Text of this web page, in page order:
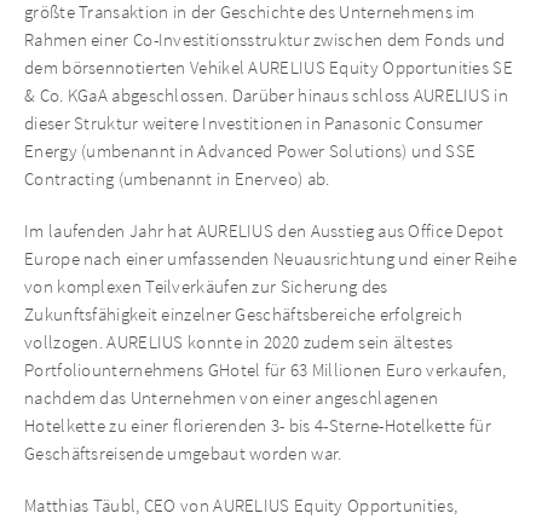
größte Transaktion in der Geschichte des Unternehmens im
Rahmen einer Co-Investitionsstruktur zwischen dem Fonds und
dem börsennotierten Vehikel AURELIUS Equity Opportunities SE
& Co. KGaA abgeschlossen. Darüber hinaus schloss AURELIUS in
dieser Struktur weitere Investitionen in Panasonic Consumer
Energy (umbenannt in Advanced Power Solutions) und SSE
Contracting (umbenannt in Enerveo) ab.
Im laufenden Jahr hat AURELIUS den Ausstieg aus Office Depot
Europe nach einer umfassenden Neuausrichtung und einer Reihe
von komplexen Teilverkäufen zur Sicherung des
Zukunftsfähigkeit einzelner Geschäftsbereiche erfolgreich
vollzogen. AURELIUS konnte in 2020 zudem sein ältestes
Portfoliounternehmens GHotel für 63 Millionen Euro verkaufen,
nachdem das Unternehmen von einer angeschlagenen
Hotelkette zu einer florierenden 3- bis 4-Sterne-Hotelkette für
Geschäftsreisende umgebaut worden war.
Matthias Täubl, CEO von AURELIUS Equity Opportunities,